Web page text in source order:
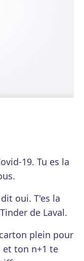
19. Tu es la
oui. T'es la
de Laval.
plein pour
et ton n+1 te